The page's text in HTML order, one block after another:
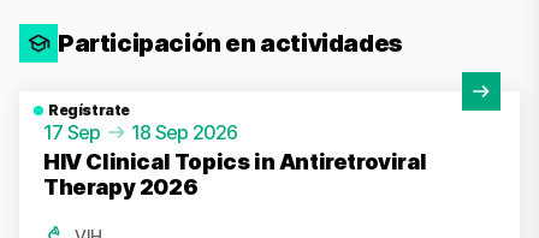
Participación en actividades
Regístrate
17 Sep 18 Sep 2026
HIV Clinical Topics in Antiretroviral
Therapy 2026
Ver actividad